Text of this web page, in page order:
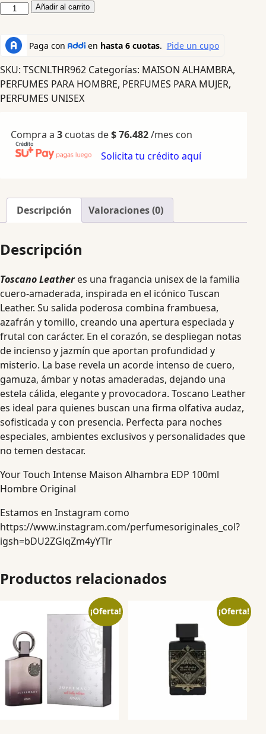
Añadir al carrito
SKU: TSCNLTHR962 Categorías: MAISON ALHAMBRA,
PERFUMES PARA HOMBRE, PERFUMES PARA MUJER,
PERFUMES UNISEX
Compra a 3 cuotas de$76.482/mes con
Solicita tu crédito aquí
Descripción Valoraciones (0)
Descripción
Toscano Leatheres una fragancia unisex de la familia
cuero-amaderada, inspirada en el icónico Tuscan
Leather. Su salida poderosa combina frambuesa,
azafrán y tomillo, creando una apertura especiada y
frutal con carácter. En el corazón, se despliegan notas
de incienso y jazmín que aportan profundidad y
misterio. La base revela un acorde intenso de cuero,
gamuza, ámbar y notas amaderadas, dejando una
estela cálida, elegante y provocadora. Toscano Leather
es ideal para quienes buscan una firma olfativa audaz,
sofisticada y con presencia. Perfecta para noches
especiales, ambientes exclusivos y personalidades que
no temen destacar.
Your Touch Intense Maison Alhambra EDP 100ml
Hombre Original
Estamos en Instagram como
https://www.instagram.com/perfumesoriginales_col?
igsh=bDU2ZGlqZm4yYTlr
Productos relacionados
¡Oferta! ¡Oferta!